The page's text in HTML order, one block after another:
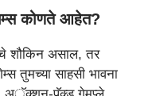
कोणते आहेत?
शौकिन असाल, तर
तुमच्या साहसी भावना